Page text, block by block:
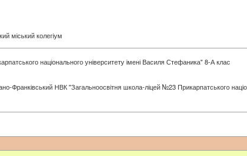
міський колегіум
національного університету імені Василя Стефаника" 8-А клас
Франківський НВК "Загальноосвітня школа-ліцей №23 Прикарпатського